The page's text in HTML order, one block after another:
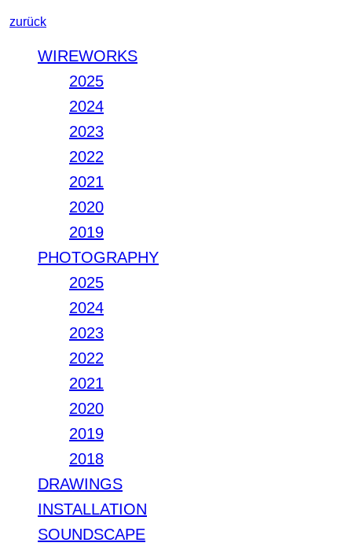
zurück
WIREWORKS
2025
2024
2023
2022
2021
2020
2019
PHOTOGRAPHY
2025
2024
2023
2022
2021
2020
2019
2018
DRAWINGS
INSTALLATION
SOUNDSCAPE